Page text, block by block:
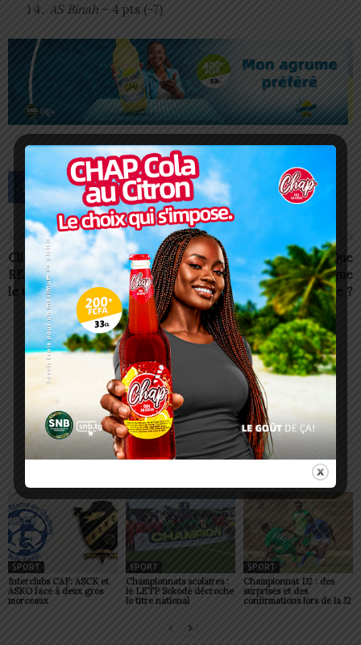
AS Binah – 4 pts (-7)
Article précédent
Climat des affaires/B-
READY 2025 : le Togo dans
le top 3 africain
Article suivant
Togo/Foot: Que
comprendre d’une ligue
professionnelle ?
Charbel SOSSOUVI
SPORT
Interclubs CAF: ASCK et
ASKO face à deux gros
morceaux
SPORT
Championnats scolaires :
le LETP Sokodé décroche
le titre national
SPORT
Championnat D2 : des
surprises et des
confirmations lors de la J2